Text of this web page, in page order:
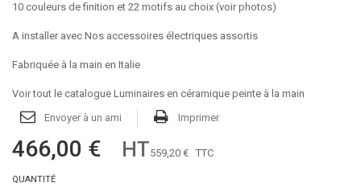
10 couleurs de finition et 22 motifs au choix (voir photos)
A installer avec Nos accessoires électriques assortis
Fabriquée à la main en Italie
Voir tout le catalogue Luminaires en céramique peinte à la main
Envoyer à un ami
Imprimer
466,00 € HT559,20 € TTC
QUANTITÉ